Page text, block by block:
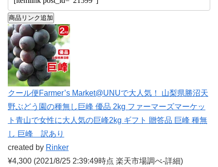
商品リンク追加
クール便Farmer’s Market@UNUで大人気！ 山梨県勝沼天
野ぶどう園の種無し巨峰 優品 2kg ファーマーズマーケッ
ト青山で女性に大人気の巨峰2kg ギフト 贈答品 巨峰 種無
し 巨峰 訳あり
created by Rinker
¥4,300 (2021/8/25 2:39:49時点 楽天市場調べ-詳細)